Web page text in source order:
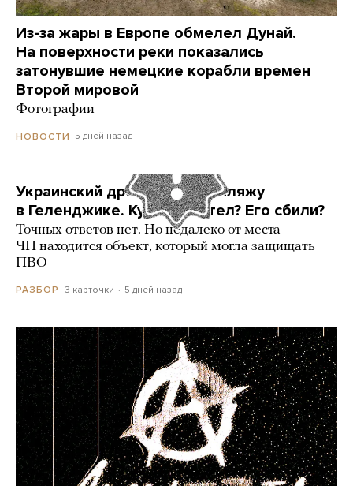
Из-за жары в Европе обмелел Дунай.
На поверхности реки показались
затонувшие немецкие корабли времен
Второй мировой
Фотографии
НОВОСТИ 5 дней назад
Украинский дрон попал по пляжу
в Геленджике. Куда он летел? Его сбили?
Точных ответов нет. Но недалеко от места
ЧП находится объект, который могла защищать
ПВО
РАЗБОР 3 карточки 5 дней назад